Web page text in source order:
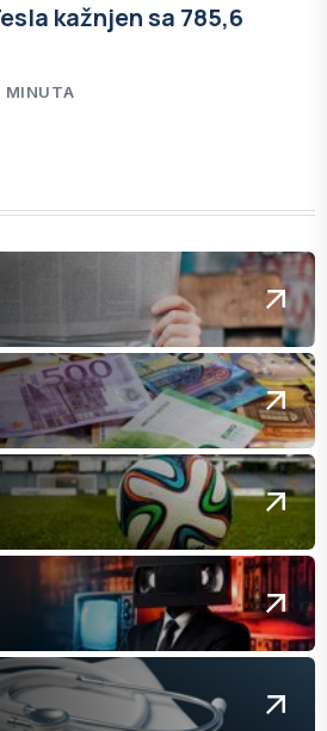
kažnjen sa 785,6
MINUTA